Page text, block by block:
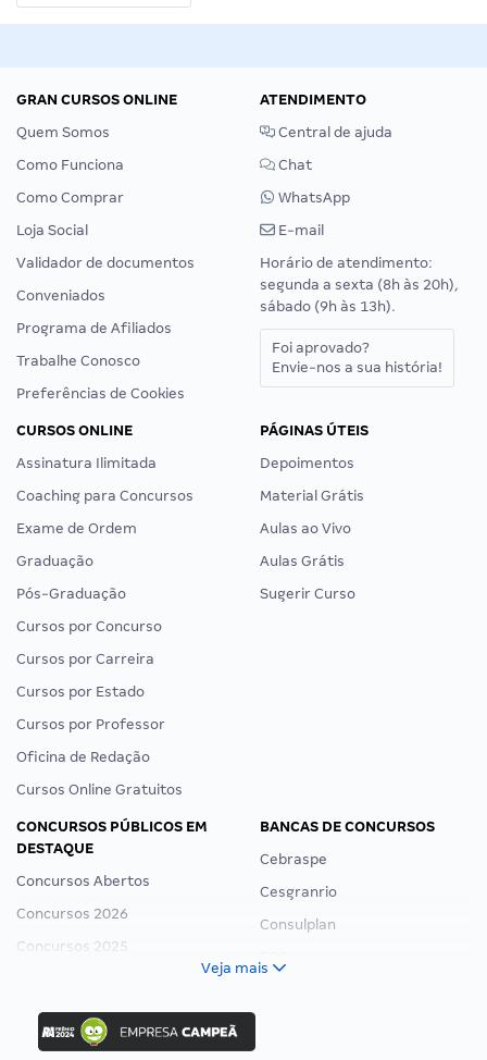
GRAN CURSOS ONLINE
Quem Somos
Como Funciona
Como Comprar
Loja Social
Validador de documentos
Conveniados
Programa de Afiliados
Trabalhe Conosco
Preferências de Cookies
ATENDIMENTO
Central de ajuda
Chat
WhatsApp
E-mail
Horário de atendimento:
segunda a sexta (8h às 20h),
sábado (9h às 13h).
Foi aprovado?
Envie-nos a sua história!
CURSOS ONLINE
Assinatura Ilimitada
Coaching para Concursos
Exame de Ordem
Graduação
Pós-Graduação
Cursos por Concurso
Cursos por Carreira
Cursos por Estado
Cursos por Professor
Oficina de Redação
Cursos Online Gratuitos
PÁGINAS ÚTEIS
Depoimentos
Material Grátis
Aulas ao Vivo
Aulas Grátis
Sugerir Curso
CONCURSOS PÚBLICOS EM
DESTAQUE
Concursos Abertos
Concursos 2026
Concursos 2025
Concurso Ibama
Concurso MPU
BANCAS DE CONCURSOS
Cebraspe
Cesgranrio
Consulplan
Veja mais